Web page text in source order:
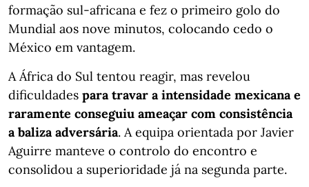
formação sul-africana e fez o primeiro golo do
Mundial aos nove minutos, colocando cedo o
México em vantagem.
A África do Sul tentou reagir, mas revelou
dificuldades para travar a intensidade mexicana e
raramente conseguiu ameaçar com consistência
a baliza adversária. A equipa orientada por Javier
Aguirre manteve o controlo do encontro e
consolidou a superioridade já na segunda parte.